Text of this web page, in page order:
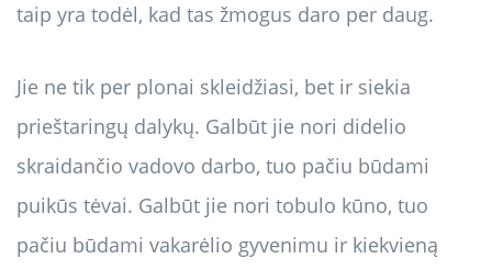
taip yra todėl, kad tas žmogus daro per daug.
Jie ne tik per plonai skleidžiasi, bet ir siekia
prieštaringų dalykų. Galbūt jie nori didelio
skraidančio vadovo darbo, tuo pačiu būdami
puikūs tėvai. Galbūt jie nori tobulo kūno, tuo
pačiu būdami vakarėlio gyvenimu ir kiekvieną